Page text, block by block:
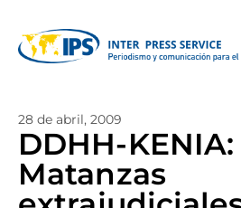
28 de abril, 2009
DDHH-KENIA:
Matanzas